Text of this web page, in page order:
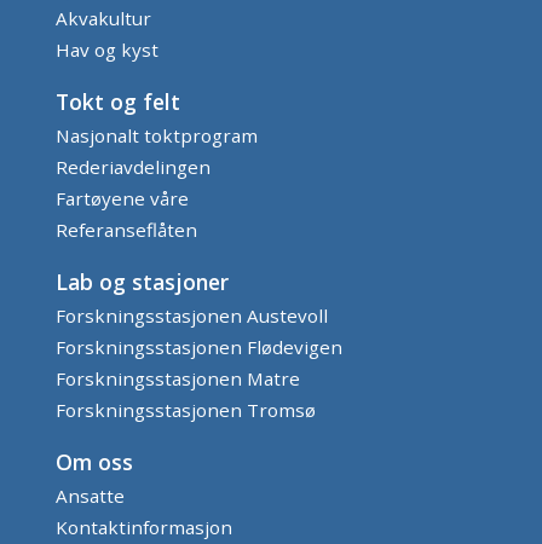
Akvakultur
Hav og kyst
Tokt og felt
Nasjonalt toktprogram
Rederiavdelingen
Fartøyene våre
Referanseflåten
Lab og stasjoner
Forskningsstasjonen Austevoll
Forskningsstasjonen Flødevigen
Forskningsstasjonen Matre
Forskningsstasjonen Tromsø
Om oss
Ansatte
Kontaktinformasjon